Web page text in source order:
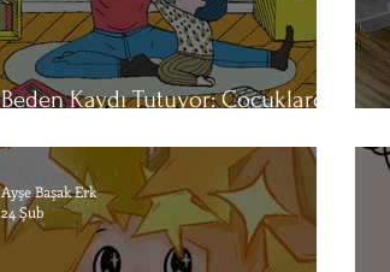
Beden Kaydı Tutuyor: Çocuklarda
Ayşe Başak Erk
24 Şub